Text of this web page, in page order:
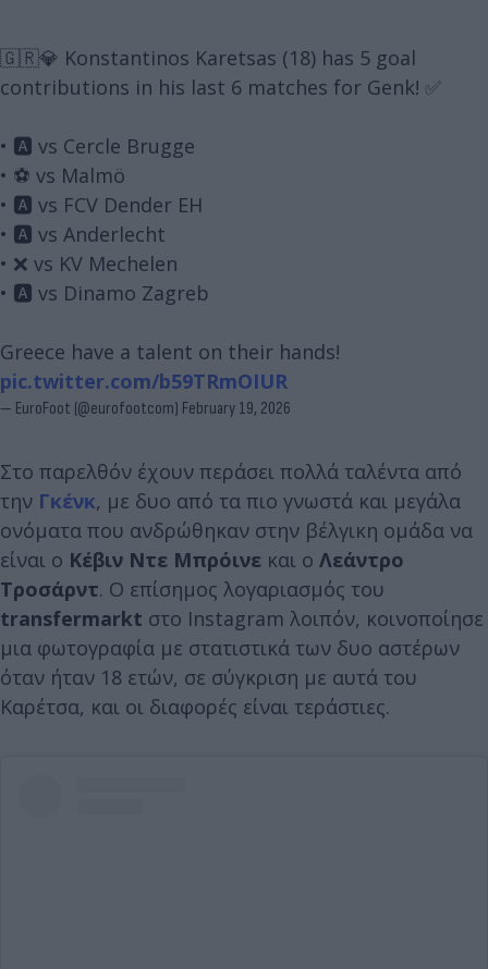
🇬🇷💎 Konstantinos Karetsas (18) has 5 goal
contributions in his last 6 matches for Genk! ✅
• 🅰️ vs Cercle Brugge
• ⚽️ vs Malmö
• 🅰️ vs FCV Dender EH
• 🅰️ vs Anderlecht
• ❌ vs KV Mechelen
• 🅰️ vs Dinamo Zagreb
Greece have a talent on their hands!
pic.twitter.com/b59TRmOIUR
— EuroFoot (@eurofootcom) February 19, 2026
Στο παρελθόν έχουν περάσει πολλά ταλέντα από
την Γκένκ, με δυο από τα πιο γνωστά και μεγάλα
ονόματα που ανδρώθηκαν στην βέλγικη ομάδα να
είναι ο Κέβιν Ντε Μπρόινε και ο Λεάντρο
Τροσάρντ. Ο επίσημος λογαριασμός του
transfermarkt στο Instagram λοιπόν, κοινοποίησε
μια φωτογραφία με στατιστικά των δυο αστέρων
όταν ήταν 18 ετών, σε σύγκριση με αυτά του
Καρέτσα, και οι διαφορές είναι τεράστιες.